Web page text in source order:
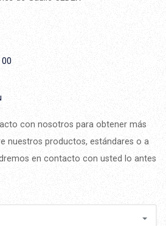
con nosotros para obtener más
nuestros productos, estándares o a
en contacto con usted lo antes